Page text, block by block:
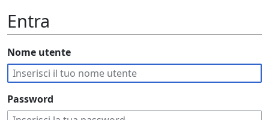
Entra
Nome utente
Password